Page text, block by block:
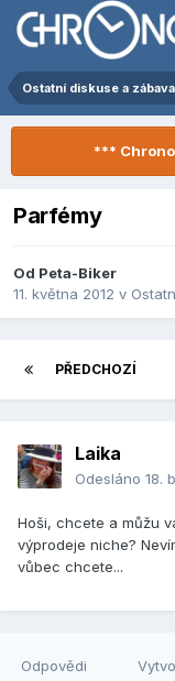
Ostatní diskuse a zábava
***
Parfémy
Od Peta-Biker
11. května 2012 v
PŘEDCHOZÍ
Laika
Odesláno 18.
Hoši, chcete a můžu
výprodeje niche?
vůbec chcete...
Odpovědi